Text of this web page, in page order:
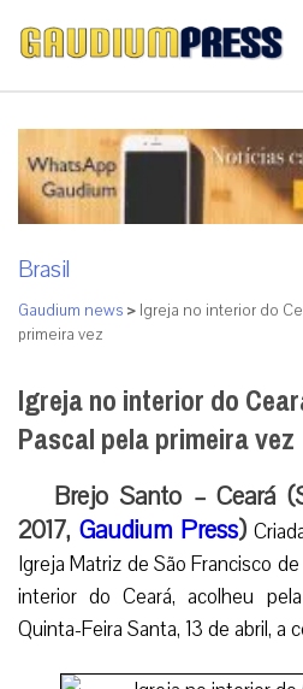
Brasil
Gaudium news > Igreja no interior do
primeira vez
Igreja no interior do
Pascal pela primeira vez
Brejo Santo – Ceará
2017, Gaudium Press)
Igreja Matriz de São Francisco
interior do Ceará, acolheu
Quinta-Feira Santa, 13 de abril, a